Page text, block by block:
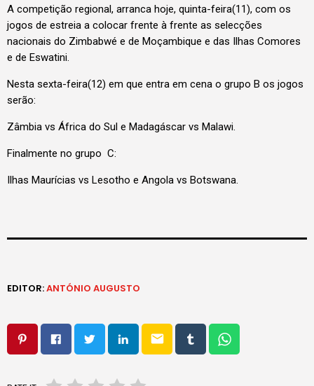
A competição regional, arranca hoje, quinta-feira(11), com os
jogos de estreia a colocar frente à frente as selecções
nacionais do Zimbabwé e de Moçambique e das Ilhas Comores
e de Eswatini.
Nesta sexta-feira(12) em que entra em cena o grupo B os jogos
serão:
Zâmbia vs África do Sul e Madagáscar vs Malawi.
Finalmente no grupo C:
Ilhas Maurícias vs Lesotho e Angola vs Botswana.
EDITOR:ANTÓNIO AUGUSTO
email